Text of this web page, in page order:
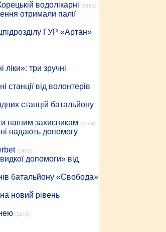
водолікарні (2661)
отримали палії
ГУР «Артан»
три зручні
від волонтерів
станцій батальйону
нашим захисникам (1594)
надають допомогу
(1402)
допомоги» від
батальйону «Свобода»
новий рівень
(1143)